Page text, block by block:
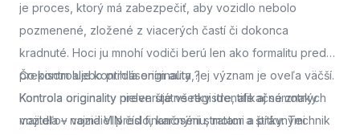
je proces, ktorý má zabezpečiť, aby vozidlo nebolo
pozmenené, zložené z viacerých častí či dokonca
kradnuté. Hoci ju mnohí vodiči berú len ako formalitu pred
prepisom alebo prihlásením auta, jej význam je oveľa väčší.
Kontrola originality nielen štátne registre, ale aj samotných
majiteľov vozidiel pred finančnými stratami a právnymi
Čo kontroluje kontrola originality ?
Kontrola originality preveruje všetky identifikačné znaky
vozidla – najmä VIN číslo, karosériu, motor a štítky. Technik